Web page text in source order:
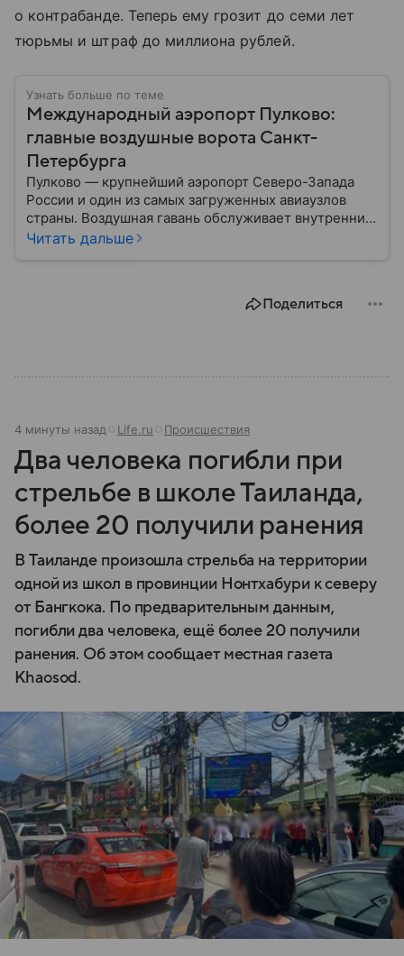
о контрабанде. Теперь ему грозит до семи лет
тюрьмы и штраф до миллиона рублей.
Узнать больше по теме
Международный аэропорт Пулково:
главные воздушные ворота Санкт-
Петербурга
Пулково — крупнейший аэропорт Северо-Запада
России и один из самых загруженных авиаузлов
страны. Воздушная гавань обслуживает внутренние
и международные рейсы, связывая Санкт-
Читать дальше
Поделиться
4 минуты назад Life.ru Происшествия
Два человека погибли при
стрельбе в школе Таиланда,
более 20 получили ранения
В Таиланде произошла стрельба на территории
одной из школ в провинции Нонтхабури к северу
от Бангкока. По предварительным данным,
погибли два человека, ещё более 20 получили
ранения. Об этом сообщает местная газета
Khaosod.